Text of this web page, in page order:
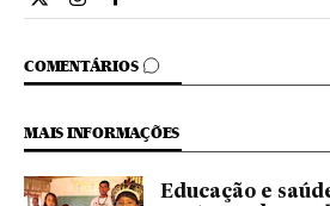
Economia El País Brasil en Twitter
Economia El País Brasil en
Economia El País Brasil
COMENTÁRIOS
COMENTÁRIOS
MAIS INFORMAÇÕES
Educação e